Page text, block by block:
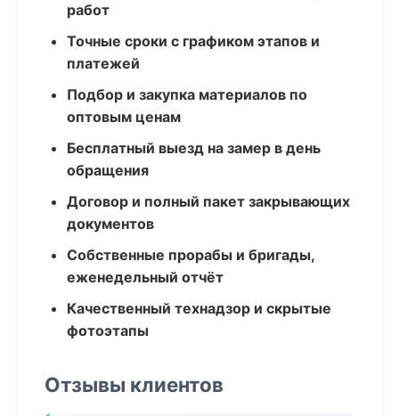
работ
Точные сроки с графиком этапов и
платежей
Подбор и закупка материалов по
оптовым ценам
Бесплатный выезд на замер в день
обращения
Договор и полный пакет закрывающих
документов
Собственные прорабы и бригады,
еженедельный отчёт
Качественный технадзор и скрытые
фотоэтапы
Отзывы клиентов